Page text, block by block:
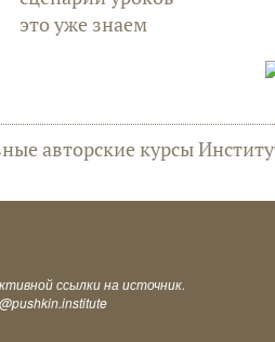
это уже знаем
авторские курсы
ссылки на источник.